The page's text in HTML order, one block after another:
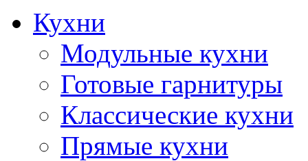
Кухни
Модульные кухни
Готовые гарнитуры
Классические кухни
Прямые кухни